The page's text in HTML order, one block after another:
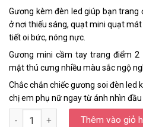
Gương kèm đèn led giúp bạn trang
ở nơi thiếu sáng, quạt mini quạt
tiết oi bức, nóng nực.
Gương mini cầm tay trang điểm
mặt thú cưng nhiều màu sắc ngộ
Chắc chắn chiếc gương soi đèn led
chị em phụ nữ ngay từ ánh nhìn đầu
Số lượng Thêm vào giỏ